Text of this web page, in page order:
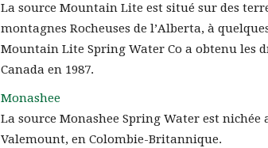
La source Mountain Lite est situé sur des
montagnes Rocheuses de l’Alberta, à
Mountain Lite Spring Water Co a obtenu les
Canada en 1987.
Monashee
La source Monashee Spring Water est
Valemount, en Colombie-Britannique.